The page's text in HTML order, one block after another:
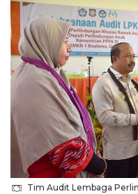
Tim Audit Lembaga